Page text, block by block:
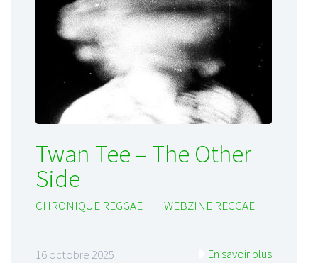
Twan Tee – The Other
Side
CHRONIQUE REGGAE | WEBZINE REGGAE
16 octobre 2025 En savoir plus